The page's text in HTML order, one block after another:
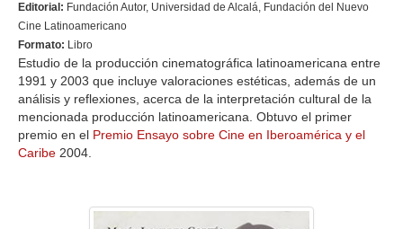
Editorial: Fundación Autor, Universidad de Alcalá, Fundación del Nuevo
Cine Latinoamericano
Formato: Libro
Estudio de la producción cinematográfica latinoamericana entre
1991 y 2003 que incluye valoraciones estéticas, además de un
análisis y reflexiones, acerca de la interpretación cultural de la
mencionada producción latinoamericana. Obtuvo el primer
premio en el Premio Ensayo sobre Cine en Iberoamérica y el
Caribe 2004.